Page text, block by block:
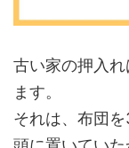
古い家の押入
ます。
それは、布団